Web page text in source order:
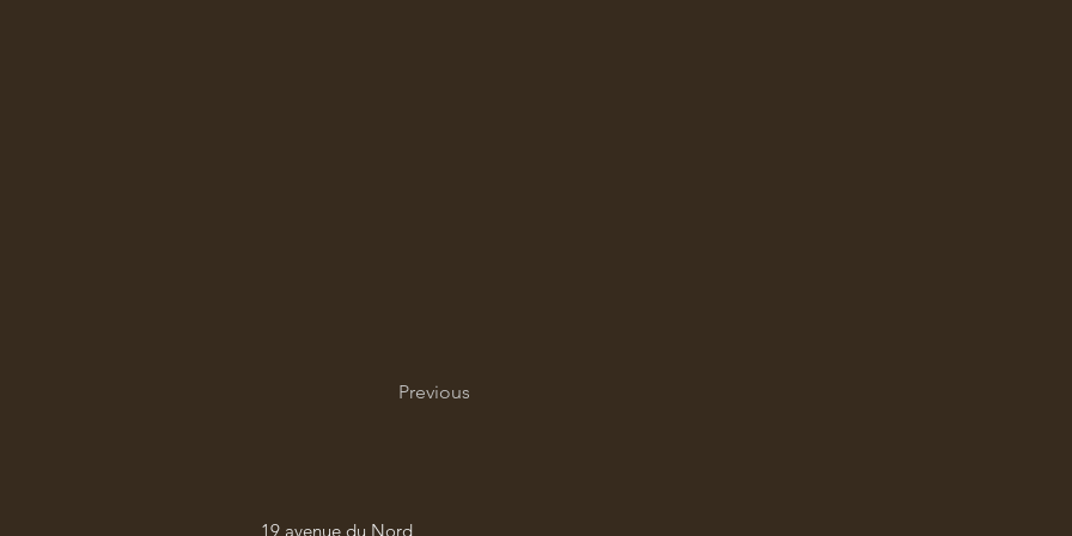
Previous
19 avenue du Nord